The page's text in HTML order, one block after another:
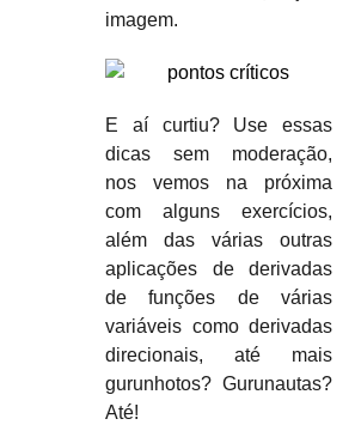
imagem.
E aí curtiu? Use essas
dicas sem moderação,
nos vemos na próxima
com alguns exercícios,
além das várias outras
aplicações de derivadas
de funções de várias
variáveis como derivadas
direcionais, até mais
gurunhotos? Gurunautas?
Até!